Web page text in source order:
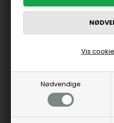
Nødvendige
Vis